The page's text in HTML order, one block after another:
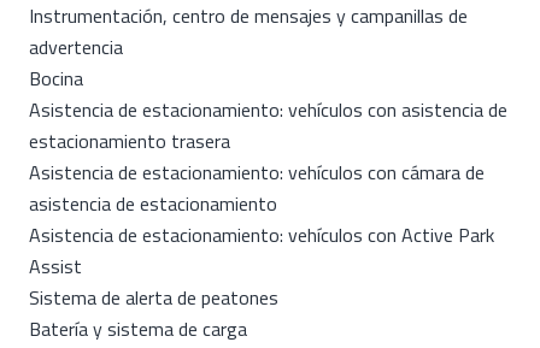
Instrumentación, centro de mensajes y campanillas de
advertencia
Bocina
Asistencia de estacionamiento: vehículos con asistencia de
estacionamiento trasera
Asistencia de estacionamiento: vehículos con cámara de
asistencia de estacionamiento
Asistencia de estacionamiento: vehículos con Active Park
Assist
Sistema de alerta de peatones
Batería y sistema de carga